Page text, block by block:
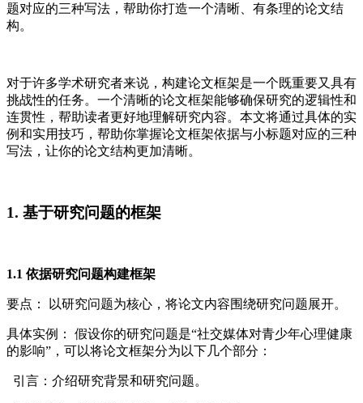
题对应的三种写法，帮助你打造一个清晰、有条理的论文结
构。
对于许多学术研究者来说，构建论文框架是一个既重要又具有
挑战性的任务。一个清晰的论文框架能够确保研究的逻辑性和
连贯性，帮助读者更好地理解研究内容。本文将通过具体的实
例和实用技巧，帮助你掌握论文框架依据与小标题对应的三种
写法，让你的论文结构更加清晰。
1. 基于研究问题的框架
1.1 依据研究问题构建框架
要点： 以研究问题为核心，将论文内容围绕研究问题展开。
具体实例： 假设你的研究问题是“社交媒体对青少年心理健康
的影响”，可以将论文框架分为以下几个部分：
引言：介绍研究背景和研究问题。